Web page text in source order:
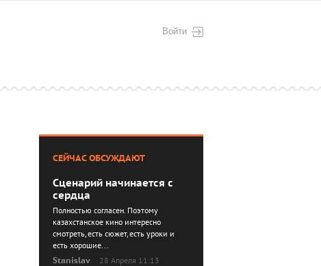
Войти
СЕЙЧАС ОБСУЖДАЮТ
Сценарий начинается с
сердца
Полностью согласен. Поэтому
казахстанское кино интересно
смотреть, есть сюжет, есть уроки и
есть хорошие...
Stanislav
28 Апреля 11:13